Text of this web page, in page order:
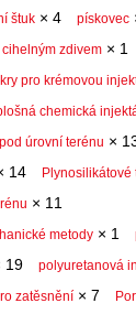
štuk × 4 pískovec
zdivem × 1
pro krémovou
chemická
úrovní terénu ×
14 Plynosilikátové
× 11
metody × 1
19 polyuretanová
zatěsnění × 7